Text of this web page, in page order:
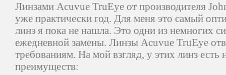
Линзами Acuvue TruEye от производителя
уже практически год. Для меня это самый
линз я пока не нашла. Это одни из немногих
ежедневной замены. Линзы Acuvue TruEye
требованиям. На мой взгляд, у этих линз есть
преимуществ: